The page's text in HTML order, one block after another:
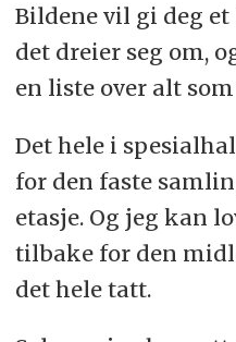
Bildene vil gi deg
det dreier seg om,
en liste over alt som
Det hele i
for den faste
etasje. Og jeg kan
tilbake for den
det hele tatt.